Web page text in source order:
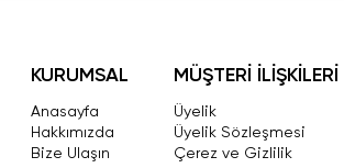
KURUMSAL
Anasayfa
Hakkımızda
Bize Ulaşın
MÜŞTERİ İLİŞKİLERİ
Üyelik
Üyelik Sözleşmesi
Çerez ve Gizlilik